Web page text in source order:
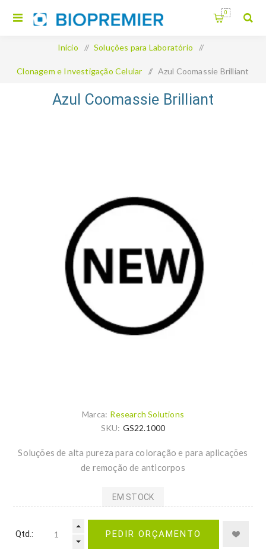
0
Início / Soluções para Laboratório /
Clonagem e Investigação Celular / Azul Coomassie Brilliant
Azul Coomassie Brilliant
Marca: Research Solutions
SKU: GS22.1000
Soluções de alta pureza para coloração e para aplicações
de remoção de anticorpos
EM STOCK
Qtd.: PEDIR ORÇAMENTO